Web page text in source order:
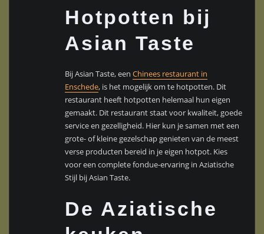
Hotpotten bij
Asian Taste
Bij Asian Taste, eenChinees restaurant in
Enschede, is het mogelijk om te hotpotten. Dit
restaurant heeft hotpotten helemaal hun eigen
gemaakt. Dit restaurant staat voor kwaliteit, goede
service en gezelligheid. Hier kun je samen met een
grote- of kleine gezelschap genieten van de meest
verse producten bereid in je eigen hotpot. Kies
voor een complete fondue-ervaring in Aziatische
Stijl bij Asian Taste.
De Aziatische